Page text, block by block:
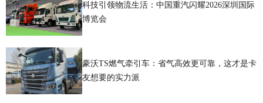
科技引领物流生活：中国重汽闪耀2026深圳国际
博览会
豪沃TS燃气牵引车：省气高效更可靠，这才是卡
友想要的实力派